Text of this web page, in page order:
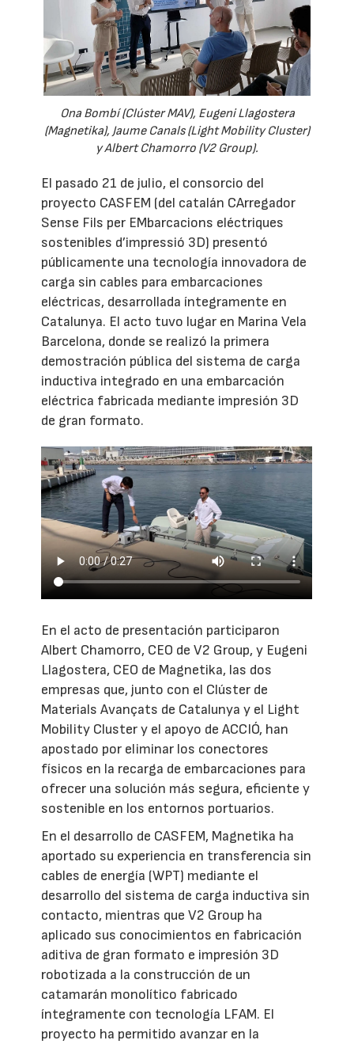
Ona Bombí (Clúster MAV), Eugeni Llagostera
(Magnetika), Jaume Canals (Light Mobility Cluster)
y Albert Chamorro (V2 Group).
El pasado 21 de julio, el consorcio del
proyecto CASFEM (del catalán CArregador
Sense Fils per EMbarcacions eléctriques
sostenibles d’impressió 3D) presentó
públicamente una tecnología innovadora de
carga sin cables para embarcaciones
eléctricas, desarrollada íntegramente en
Catalunya. El acto tuvo lugar en Marina Vela
Barcelona, donde se realizó la primera
demostración pública del sistema de carga
inductiva integrado en una embarcación
eléctrica fabricada mediante impresión 3D
de gran formato.
En el acto de presentación participaron
Albert Chamorro, CEO de V2 Group, y Eugeni
Llagostera, CEO de Magnetika, las dos
empresas que, junto con el Clúster de
Materials Avançats de Catalunya y el Light
Mobility Cluster y el apoyo de ACCIÓ, han
apostado por eliminar los conectores
físicos en la recarga de embarcaciones para
ofrecer una solución más segura, eficiente y
sostenible en los entornos portuarios.
En el desarrollo de CASFEM, Magnetika ha
aportado su experiencia en transferencia sin
cables de energía (WPT) mediante el
desarrollo del sistema de carga inductiva sin
contacto, mientras que V2 Group ha
aplicado sus conocimientos en fabricación
aditiva de gran formato e impresión 3D
robotizada a la construcción de un
catamarán monolítico fabricado
íntegramente con tecnología LFAM. El
proyecto ha permitido avanzar en la